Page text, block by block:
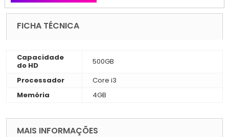
FICHA TÉCNICA
Capacidade
do HD
500GB
Processador
Core i3
Memória
4GB
MAIS INFORMAÇÕES